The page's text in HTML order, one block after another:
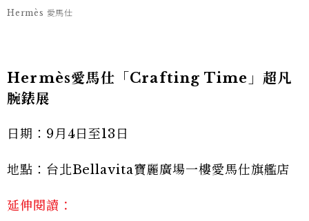
Hermès 愛馬仕
Hermès愛馬仕「Crafting Time」超凡
腕錶展
日期：9月4日至13日
地點：台北Bellavita寶麗廣場一樓愛馬仕旗艦店
延伸閱讀：